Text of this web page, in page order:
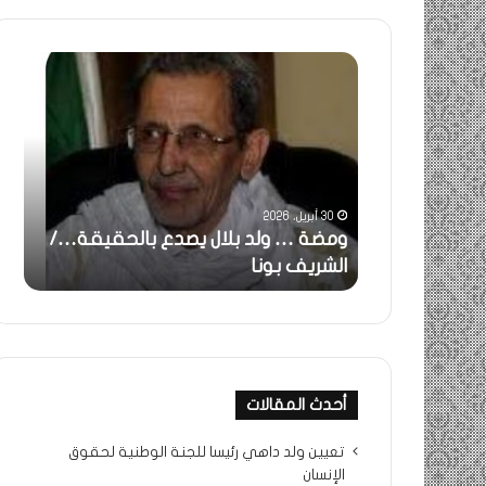
بونا
ومضة
يصدع
بونا 30 أبريل، 2026
ومضة … ولد بلال يصدع بالحقيقة…/
الشريف بونا
أحدث المقالات
تعيين ولد داهي رئيسا للجنة الوطنية لحقوق
الإنسان